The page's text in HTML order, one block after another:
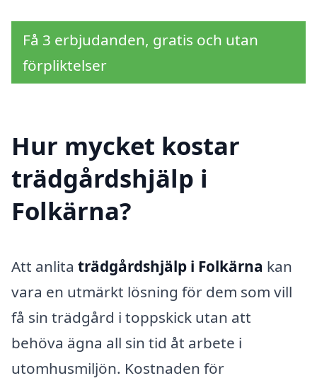
Få 3 erbjudanden, gratis och utan
förpliktelser
Hur mycket kostar
trädgårdshjälp i
Folkärna?
Att anlita trädgårdshjälp i Folkärna kan
vara en utmärkt lösning för dem som vill
få sin trädgård i toppskick utan att
behöva ägna all sin tid åt arbete i
utomhusmiljön. Kostnaden för